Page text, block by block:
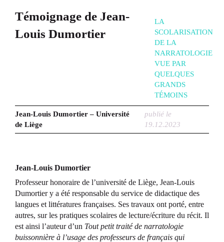
Témoignage de Jean-
Louis Dumortier
LA
SCOLARISATION
DE LA
NARRATOLOGIE
VUE PAR
QUELQUES
GRANDS
TÉMOINS
Jean-Louis Dumortier – Université
de Liège
publié le
19.12.2023
Jean-Louis Dumortier
Professeur honoraire de l’université de Liège, Jean-Louis
Dumortier y a été responsable du service de didactique des
langues et littératures françaises. Ses travaux ont porté, entre
autres, sur les pratiques scolaires de lecture/écriture du récit. Il
est ainsi l’auteur d’un Tout petit traité de narratologie
buissonnière à l’usage des professeurs de français qui